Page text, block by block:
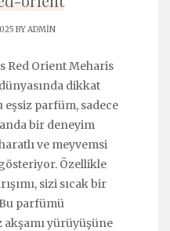
BYADMIN
Red Orient Meharis
dikkat
eşsiz parfüm, sadece
bir deneyim
ve meyvemsi
Özellikle
sizi sıcak bir
parfümü
yürüyüşüne